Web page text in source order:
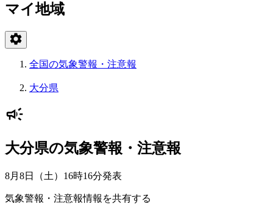
マイ地域
全国の気象警報・注意報
大分県
大分県の気象警報・注意報
8月8日（土）16時16分発表
気象警報・注意報情報を共有する